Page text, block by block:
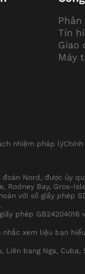
Tín
Giao
Máy
nhiệm pháp lý
Nord, được ủy
Rodney Bay, Gros-
với số giấy phép
phép
xem liệu bạn
bang Nga,